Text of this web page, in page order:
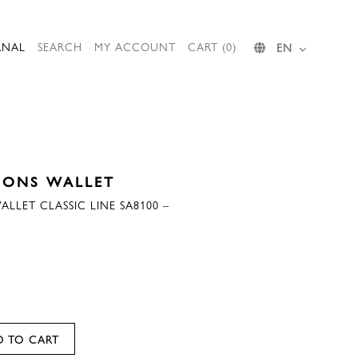
SEARCH MY ACCOUNT CART (0) EN
WALLET
CLASSIC LINE SA8100 –
TO CART